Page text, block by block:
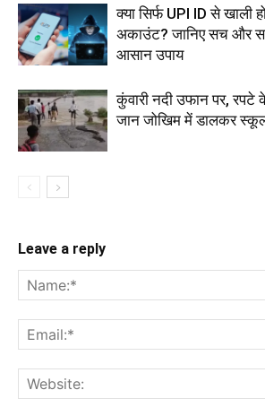
क्या सिर्फ UPI ID से
अकाउंट? जानिए सच और
आसान उपाय
कुंवारी नदी उफान पर, रपटे
जान जोखिम में डालकर
Leave a reply